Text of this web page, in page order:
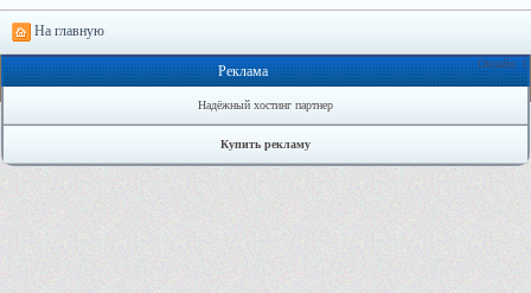
На главную
Онлайн: 1
Реклама
Надёжный хостинг партнер
Купить рекламу